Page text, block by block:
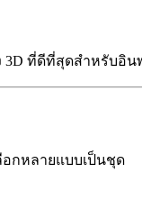
ง 3D ที่ดีที่สุดสำหรั
อกหลายแบบเป็นชุด